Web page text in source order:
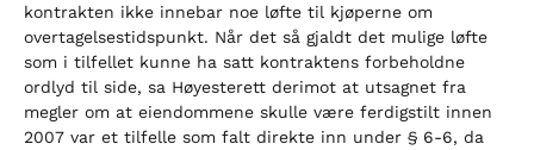
kontrakten ikke innebar noe løfte til kjøperne om
overtagelsestidspunkt. Når det så gjaldt det mulige løfte
som i tilfellet kunne ha satt kontraktens forbeholdne
ordlyd til side, sa Høyesterett derimot at utsagnet fra
megler om at eiendommene skulle være ferdigstilt innen
2007 var et tilfelle som falt direkte inn under § 6-6, da